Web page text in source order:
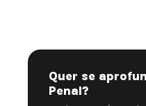
Quer se
Penal?